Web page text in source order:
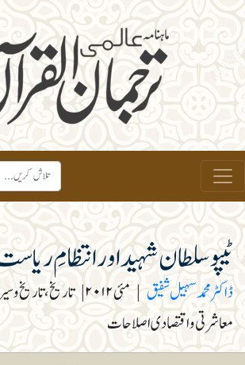
ٹیپو سلطان شہید اور انتظامِ
ڈاکٹر محمد سہیل شفیق | مئی ۲۰۱۲ | تاریخ، تاریخ و
معاشرتی و اقتصادی اصلاحات